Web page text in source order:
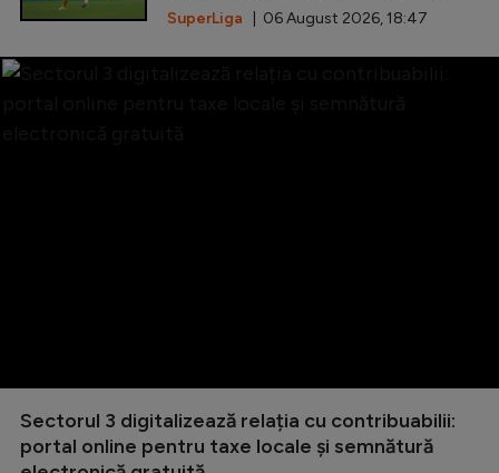
SuperLiga | 06 August 2026, 18:47
Sectorul 3 digitalizează relația cu contribuabilii:
portal online pentru taxe locale și semnătură